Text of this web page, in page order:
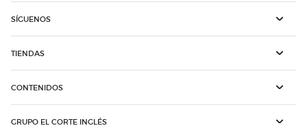
SÍGUENOS
TIENDAS
CONTENIDOS
GRUPO EL CORTE INGLÉS